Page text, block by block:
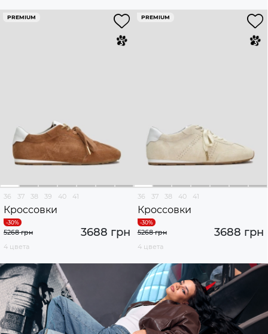
PREMIUM
36 37 38 39 40 41
Кроссовки
3688 грн
5268 грн
4 цвета
PREMIUM
36 37 38 40 41
Кроссовки
3688 грн
5268 грн
4 цвета